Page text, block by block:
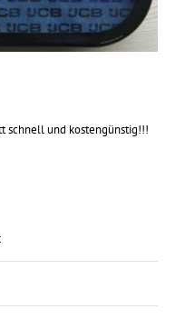
schnell und kostengünstig!!!